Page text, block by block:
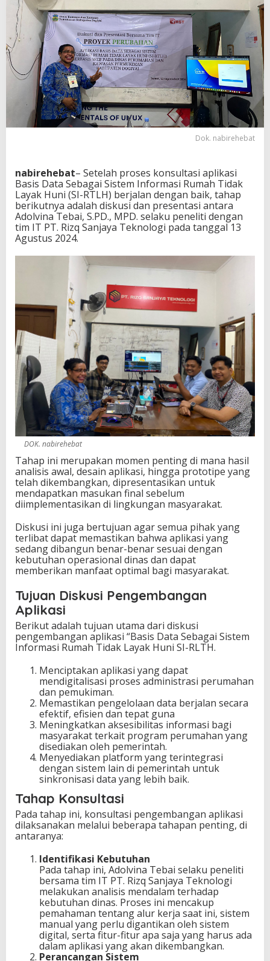
B
e
r
s
a
m
a
T
i
m
I
T
Dok. nabirehebat
nabirehebat– Setelah proses konsultasi aplikasi
Basis Data Sebagai Sistem Informasi Rumah Tidak
Layak Huni (SI-RTLH) berjalan dengan baik, tahap
berikutnya adalah diskusi dan presentasi antara
Adolvina Tebai, S.PD., MPD. selaku peneliti dengan
tim IT PT. Rizq Sanjaya Teknologi pada tanggal 13
Agustus 2024.
DOK. nabirehebat
Tahap ini merupakan momen penting di mana hasil
analisis awal, desain aplikasi, hingga prototipe yang
telah dikembangkan, dipresentasikan untuk
mendapatkan masukan final sebelum
diimplementasikan di lingkungan masyarakat.
Diskusi ini juga bertujuan agar semua pihak yang
terlibat dapat memastikan bahwa aplikasi yang
sedang dibangun benar-benar sesuai dengan
kebutuhan operasional dinas dan dapat
memberikan manfaat optimal bagi masyarakat.
Tujuan Diskusi Pengembangan
Aplikasi
Berikut adalah tujuan utama dari diskusi
pengembangan aplikasi “Basis Data Sebagai Sistem
Informasi Rumah Tidak Layak Huni SI-RLTH.
Menciptakan aplikasi yang dapat
mendigitalisasi proses administrasi perumahan
dan pemukiman.
Memastikan pengelolaan data berjalan secara
efektif, efisien dan tepat guna
Meningkatkan aksesibilitas informasi bagi
masyarakat terkait program perumahan yang
disediakan oleh pemerintah.
Menyediakan platform yang terintegrasi
dengan sistem lain di pemerintah untuk
sinkronisasi data yang lebih baik.
Tahap Konsultasi
Pada tahap ini, konsultasi pengembangan aplikasi
dilaksanakan melalui beberapa tahapan penting, di
antaranya:
Identifikasi Kebutuhan
Pada tahap ini, Adolvina Tebai selaku peneliti
bersama tim IT PT. Rizq Sanjaya Teknologi
melakukan analisis mendalam terhadap
kebutuhan dinas. Proses ini mencakup
pemahaman tentang alur kerja saat ini, sistem
manual yang perlu digantikan oleh sistem
digital, serta fitur-fitur apa saja yang harus ada
dalam aplikasi yang akan dikembangkan.
Perancangan Sistem